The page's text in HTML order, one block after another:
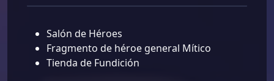
Salón de Héroes
Fragmento de héroe general Mítico
Tienda de Fundición